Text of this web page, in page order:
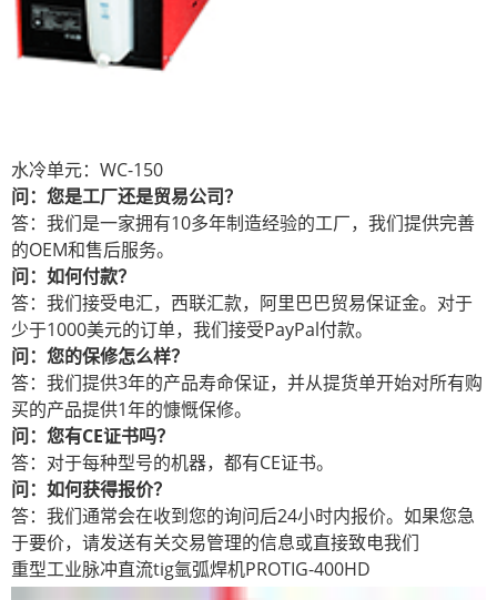
水冷单元：WC-150
问：您是工厂还是贸易公司？
答：我们是一家拥有10多年制造经验的工厂，我们提供完善
的OEM和售后服务。
问：如何付款？
答：我们接受电汇，西联汇款，阿里巴巴贸易保证金。对于
少于1000美元的订单，我们接受PayPal付款。
问：您的保修怎么样？
答：我们提供3年的产品寿命保证，并从提货单开始对所有购
买的产品提供1年的慷慨保修。
问：您有CE证书吗？
答：对于每种型号的机器，都有CE证书。
问：如何获得报价？
答：我们通常会在收到您的询问后24小时内报价。如果您急
于要价，请发送有关交易管理的信息或直接致电我们
重型工业脉冲直流tig氩弧焊机PROTIG-400HD